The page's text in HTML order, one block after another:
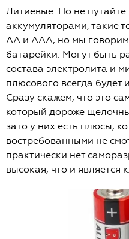
Литиевые. Но не
аккумуляторами, такие
АА и ААА, но мы
батарейки. Могут быть
состава электролита и
плюсового всегда будет
Сразу скажем, что это
который дороже
зато у них есть плюсы,
востребованными не
практически нет
высокая, что и